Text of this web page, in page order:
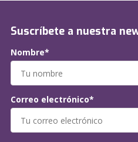
Suscríbete a nuestra
Nombre*
Correo electrónico*